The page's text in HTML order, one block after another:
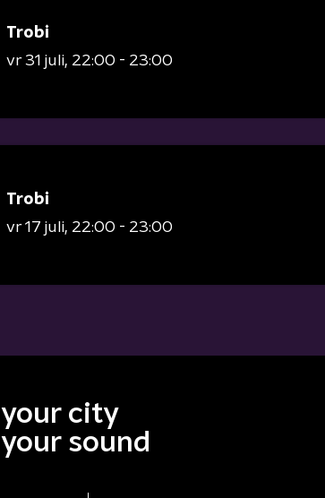
Trobi
vr 31 juli 22:00 - 23:00
Trobi
vr 17 juli 22:00 - 23:00
your city
your sound